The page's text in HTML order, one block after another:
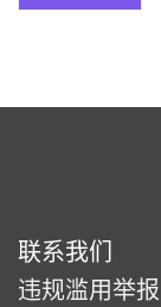
联系我们
违规滥用举报